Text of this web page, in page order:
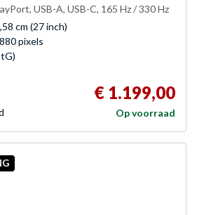
USB-A, USB-C, 165 Hz / 330 Hz
cm (27 inch)
pixels
€ 1.199,00
Op voorraad